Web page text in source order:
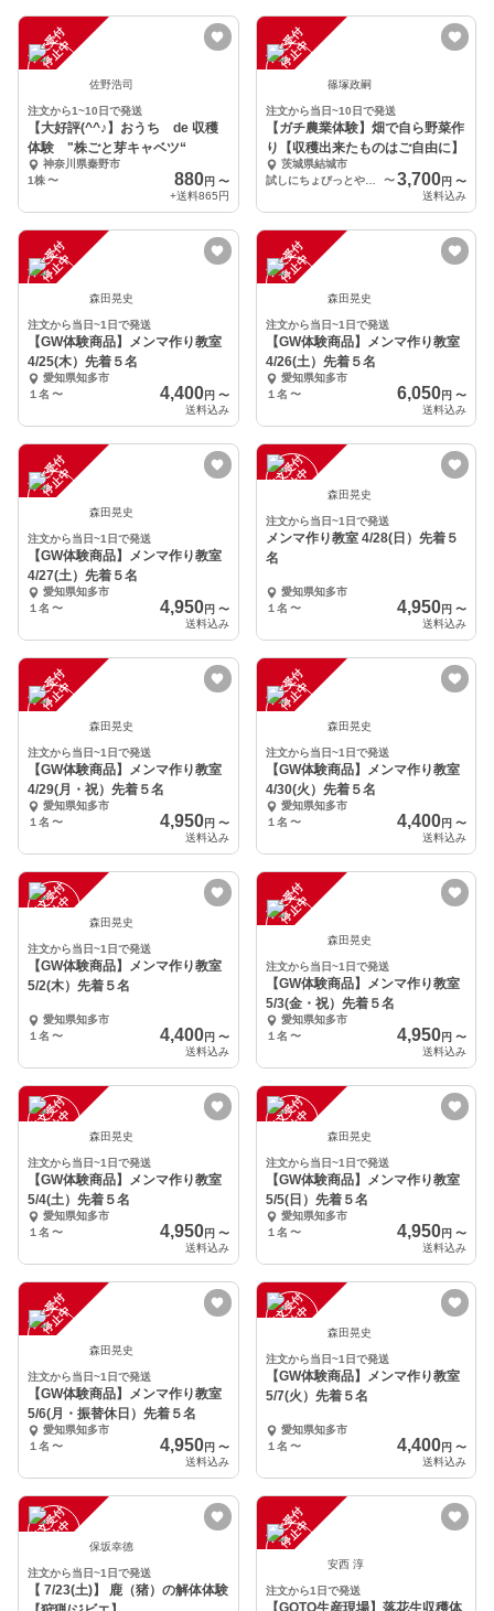
注
文
受
付
停
止
中
佐野浩司
注文から1~10日で発送
【大好評(^^♪】おうち de 収穫
体験 "株ごと芽キャベツ“
神奈川県秦野市
1株〜 880円 〜
+送料865円
注
文
受
付
停
止
中
篠塚政嗣
注文から当日~10日で発送
【ガチ農業体験】畑で自ら野菜作
り【収穫出来たものはご自由に】
茨城県結城市
試しにちょびっとやりますコース
〜3,700円 〜
送料込み
注
文
受
付
停
止
中
森田晃史
注文から当日~1日で発送
【GW体験商品】メンマ作り教室
4/25(木）先着５名
愛知県知多市
１名 〜 4,400円 〜
送料込み
注
文
受
付
停
止
中
森田晃史
注文から当日~1日で発送
【GW体験商品】メンマ作り教室
4/26(土）先着５名
愛知県知多市
１名 〜 6,050円 〜
送料込み
注
文
受
付
停
止
中
森田晃史
注文から当日~1日で発送
【GW体験商品】メンマ作り教室
4/27(土）先着５名
愛知県知多市
１名 〜 4,950円 〜
送料込み
注
文
受
付
停
止
中 森田晃史
注文から当日~1日で発送
メンマ作り教室 4/28(日）先着５
名
愛知県知多市
１名 〜 4,950円 〜
送料込み
注
文
受
付
停
止
中
森田晃史
注文から当日~1日で発送
【GW体験商品】メンマ作り教室
4/29(月・祝）先着５名
愛知県知多市
１名 〜 4,950円 〜
送料込み
注
文
受
付
停
止
中
森田晃史
注文から当日~1日で発送
【GW体験商品】メンマ作り教室
4/30(火）先着５名
愛知県知多市
１名 〜 4,400円 〜
送料込み
注
文
受
付
停
止
中 森田晃史
注文から当日~1日で発送
【GW体験商品】メンマ作り教室
5/2(木）先着５名
愛知県知多市
１名 〜 4,400円 〜
送料込み
注
文
受
付
停
止
中
森田晃史
注文から当日~1日で発送
【GW体験商品】メンマ作り教室
5/3(金・祝）先着５名
愛知県知多市
１名 〜 4,950円 〜
送料込み
注
文
受
付
停
止
中 森田晃史
注文から当日~1日で発送
【GW体験商品】メンマ作り教室
5/4(土）先着５名
愛知県知多市
１名 〜 4,950円 〜
送料込み
注
文
受
付
停
止
中 森田晃史
注文から当日~1日で発送
【GW体験商品】メンマ作り教室
5/5(日）先着５名
愛知県知多市
１名 〜 4,950円 〜
送料込み
注
文
受
付
停
止
中
森田晃史
注文から当日~1日で発送
【GW体験商品】メンマ作り教室
5/6(月・振替休日）先着５名
愛知県知多市
１名 〜 4,950円 〜
送料込み
注
文
受
付
停
止
中 森田晃史
注文から当日~1日で発送
【GW体験商品】メンマ作り教室
5/7(火）先着５名
愛知県知多市
１名 〜 4,400円 〜
送料込み
注
文
受
付
停
止
中 保坂幸德
注文から当日~1日で発送
【 7/23(土)】 鹿（猪）の解体体験
注
文
受
付
停
止
中
安西 淳
注文から1日で発送
【GOTO生産現場】落花生収穫体